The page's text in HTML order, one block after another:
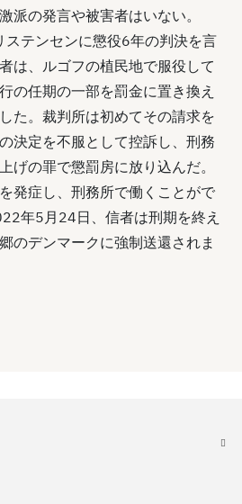
派の発言や被害者はいない。
テンセンに懲役6年の判決を言
は、ルゴフの植民地で服役して
の任期の一部を罰金に置き換え
た。裁判所は初めてその請求を
決定を不服として控訴し、刑務
げの罪で懲罰房に放り込んだ。
発症し、刑務所で働くことがで
年5月24日、信者は刑期を終え
のデンマークに強制送還されま